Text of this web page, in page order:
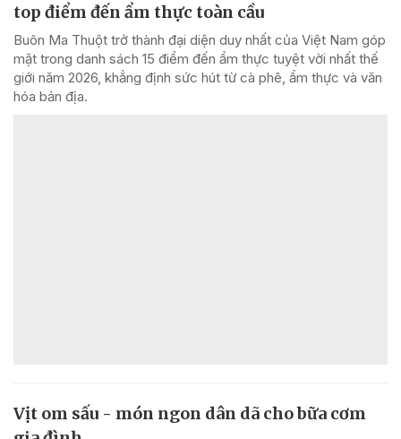
top điểm đến ẩm thực toàn cầu
Buôn Ma Thuột trở thành đại diện duy nhất của Việt Nam góp
mặt trong danh sách 15 điểm đến ẩm thực tuyệt vời nhất thế
giới năm 2026, khẳng định sức hút từ cà phê, ẩm thực và văn
hóa bản địa.
Vịt om sấu - món ngon dân dã cho bữa cơm